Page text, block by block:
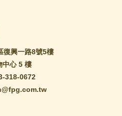
復興一路8號5樓
中心 5 樓
318-0672